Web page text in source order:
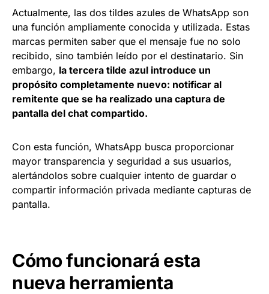
Actualmente, las dos tildes azules de WhatsApp son
una función ampliamente conocida y utilizada. Estas
marcas permiten saber que el mensaje fue no solo
recibido, sino también leído por el destinatario. Sin
embargo, la tercera tilde azul introduce un
propósito completamente nuevo: notificar al
remitente que se ha realizado una captura de
pantalla del chat compartido.
Con esta función, WhatsApp busca proporcionar
mayor transparencia y seguridad a sus usuarios,
alertándolos sobre cualquier intento de guardar o
compartir información privada mediante capturas de
pantalla.
Cómo funcionará esta
nueva herramienta